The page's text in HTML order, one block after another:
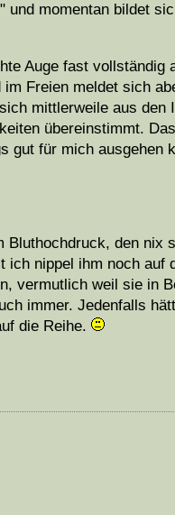
und momentan bildet
Auge fast vollständig
Freien meldet sich
mittlerweile aus den
übereinstimmt.
gut für mich ausgehen
Bluthochdruck, den nix
ich nippel ihm noch auf
vermutlich weil sie in
immer. Jedenfalls
die Reihe.